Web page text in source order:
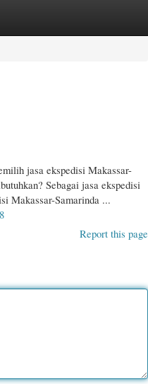
jasa ekspedisi Makassar-
Sebagai jasa ekspedisi
Makassar-Samarinda ...
Report this page